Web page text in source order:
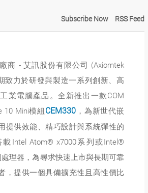
Subscribe Now RSS Feed
商 - 艾訊股份有限公司 (Axiomtek
致力於研發與製造一系列創新、高
業電腦產品。全新推出一款COM
10 Mini模組 CEM330 ，為新世代嵌
提供效能、精巧設計與系統彈性的
Intel Atom® x7000系列或Intel®
處理器，為尋求快速上市與長期可靠
，提供一個具備擴充性且高性價比